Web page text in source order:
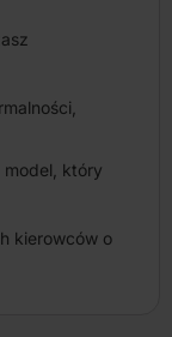
model, który
kierowców o